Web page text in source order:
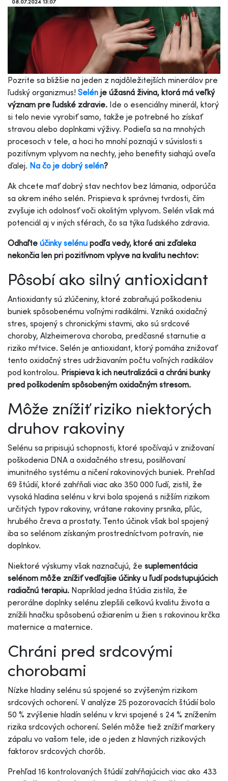
08.07.2024 13:07
Pozrite sa bližšie na jeden z najdôležitejších minerálov pre
ľudský organizmus! Selén je úžasná živina, ktorá má veľký
význam pre ľudské zdravie. Ide o esenciálny minerál, ktorý
si telo nevie vyrobiť samo, takže je potrebné ho získať
stravou alebo doplnkami výživy. Podieľa sa na mnohých
procesoch v tele, a hoci ho mnohí poznajú v súvislosti s
pozitívnym vplyvom na nechty, jeho benefity siahajú oveľa
ďalej. Na čo je dobrý selén?
Ak chcete mať dobrý stav nechtov bez lámania, odporúča
sa okrem iného selén. Prispieva k správnej tvrdosti, čím
zvyšuje ich odolnosť voči okolitým vplyvom. Selén však má
potenciál aj v iných sférach, čo sa týka ľudského zdravia.
Odhaľte účinky selénu podľa vedy, ktoré ani zďaleka
nekončia len pri pozitívnom vplyve na kvalitu nechtov:
Pôsobí ako silný antioxidant
Antioxidanty sú zlúčeniny, ktoré zabraňujú poškodeniu
buniek spôsobenému voľnými radikálmi. Vzniká oxidačný
stres, spojený s chronickými stavmi, ako sú srdcové
choroby, Alzheimerova choroba, predčasné starnutie a
riziko mŕtvice. Selén je antioxidant, ktorý pomáha znižovať
tento oxidačný stres udržiavaním počtu voľných radikálov
pod kontrolou. Prispieva k ich neutralizácii a chráni bunky
pred poškodením spôsobeným oxidačným stresom.
Môže znížiť riziko niektorých
druhov rakoviny
Selénu sa pripisujú schopnosti, ktoré spočívajú v znižovaní
poškodenia DNA a oxidačného stresu, posilňovaní
imunitného systému a ničení rakovinových buniek. Prehľad
69 štúdií, ktoré zahŕňali viac ako 350 000 ľudí, zistil, že
vysoká hladina selénu v krvi bola spojená s nižším rizikom
určitých typov rakoviny, vrátane rakoviny prsníka, pľúc,
hrubého čreva a prostaty. Tento účinok však bol spojený
iba so selénom získaným prostredníctvom potravín, nie
doplnkov.
Niektoré výskumy však naznačujú, že suplementácia
selénom môže znížiť vedľajšie účinky u ľudí podstupujúcich
radiačnú terapiu. Napríklad jedna štúdia zistila, že
perorálne doplnky selénu zlepšili celkovú kvalitu života a
znížili hnačku spôsobenú ožiarením u žien s rakovinou krčka
maternice a maternice.
Chráni pred srdcovými
chorobami
Nízke hladiny selénu sú spojené so zvýšeným rizikom
srdcových ochorení. V analýze 25 pozorovacích štúdií bolo
50 % zvýšenie hladín selénu v krvi spojené s 24 % znížením
rizika srdcových ochorení. Selén môže tiež znížiť markery
zápalu vo vašom tele, ide o jeden z hlavných rizikových
faktorov srdcových chorôb.
Prehľad 16 kontrolovaných štúdií zahŕňajúcich viac ako 433